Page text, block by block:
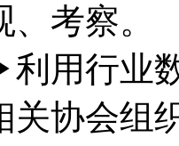
、考察。
行业数
关协会组